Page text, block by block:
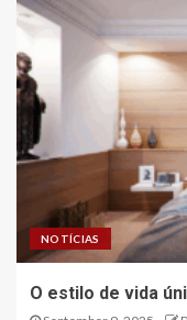
NOTÍCIAS
O estilo de vida